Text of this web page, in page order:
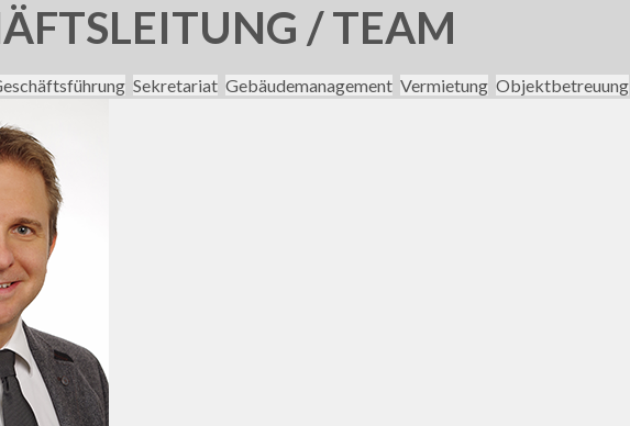
/ TEAM
Sekretariat Gebäudemanagement Vermietung Objektbetreuung